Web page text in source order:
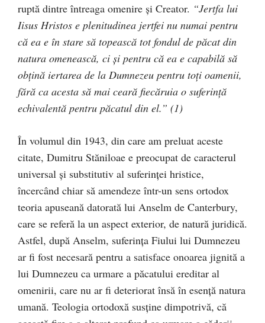
ruptă dintre întreaga omenire şi Creator. “Jertfa lui
Iisus Hristos e plenitudinea jertfei nu numai pentru
că ea e în stare să topească tot fondul de păcat din
natura omenească, ci şi pentru că ea e capabilă să
obţină iertarea de la Dumnezeu pentru toţi oamenii,
fără ca acesta să mai ceară fiecăruia o suferinţă
echivalentă pentru păcatul din el.” (1)
În volumul din 1943, din care am preluat aceste
citate, Dumitru Stăniloae e preocupat de caracterul
universal şi substitutiv al suferinţei hristice,
încercând chiar să amendeze într-un sens ortodox
teoria apuseană datorată lui Anselm de Canterbury,
care se referă la un aspect exterior, de natură juridică.
Astfel, după Anselm, suferinţa Fiului lui Dumnezeu
ar fi fost necesară pentru a satisface onoarea jignită a
lui Dumnezeu ca urmare a păcatului ereditar al
omenirii, care nu ar fi deteriorat însă în esenţă natura
umană. Teologia ortodoxă susţine dimpotrivă, că